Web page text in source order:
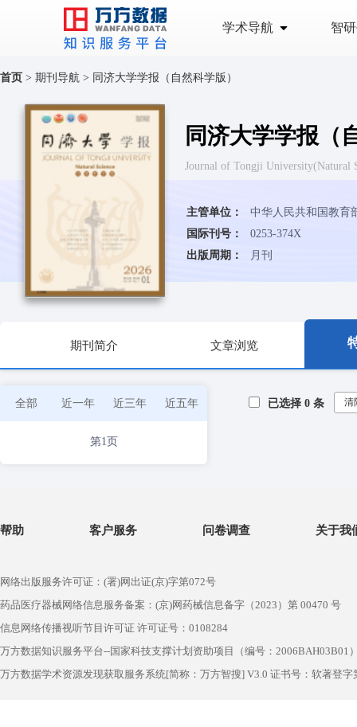
学术导航 智
首页 > 期刊导航 > 同济大学学报（自然科学版）
同济大学学报（
Journal of Tongji
主管单位：
中华人民共和国教育
国际刊号：
0253-374X
出版周期：
月刊
期刊简介 文章浏览
全部 近一年 近三年 近五年
第1页
已选择 0 条 清
帮助 客户服务 问卷调查 关于我
网络出版服务许可证：(署)网出证(京)字第072号
药品医疗器械网络信息服务备案：(京)网药械信息备字（2023）第 00470 号
信息网络传播视听节目许可证 许可证号：0108284
万方数据知识服务平台--国家科技支撑计划资助项目（编号：2006BAH03B01
万方数据学术资源发现获取服务系统[简称：万方智搜] V3.0 证书号：软著登字